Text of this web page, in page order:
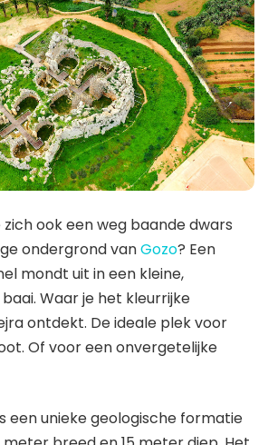
ook een weg baande dwars
ondergrond vanGozo? Een
mondt uit in een kleine,
Waar je het kleurrijke
ontdekt. De ideale plek voor
Of voor een onvergetelijke
een unieke geologische formatie